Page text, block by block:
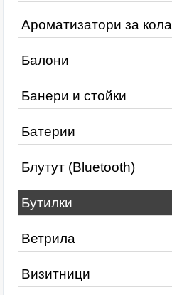
Ароматизатори за кола
Балони
Банери и стойки
Батерии
Блутут (Bluetooth)
Бутилки
Ветрила
Визитници